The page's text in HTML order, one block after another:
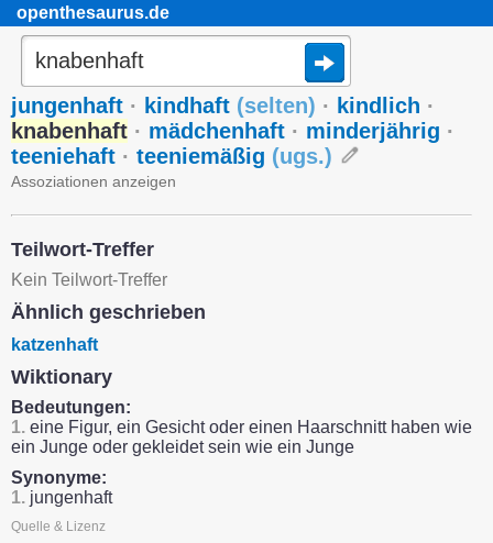
openthesaurus.de
jungenhaft · kindhaft (selten) · kindlich ·
knabenhaft · mädchenhaft · minderjährig ·
teeniehaft · teeniemäßig (ugs.)
Assoziationen anzeigen
Teilwort-Treffer
Kein Teilwort-Treffer
Ähnlich geschrieben
katzenhaft
Wiktionary
Bedeutungen:
1. eine Figur, ein Gesicht oder einen Haarschnitt haben wie
ein Junge oder gekleidet sein wie ein Junge
Synonyme:
1. jungenhaft
Quelle & Lizenz